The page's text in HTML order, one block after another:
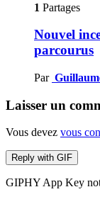
1 Partages
Nouvel
parcourus
Par
Laisser un
Vous devez vous
Reply with GIF
GIPHY App Key